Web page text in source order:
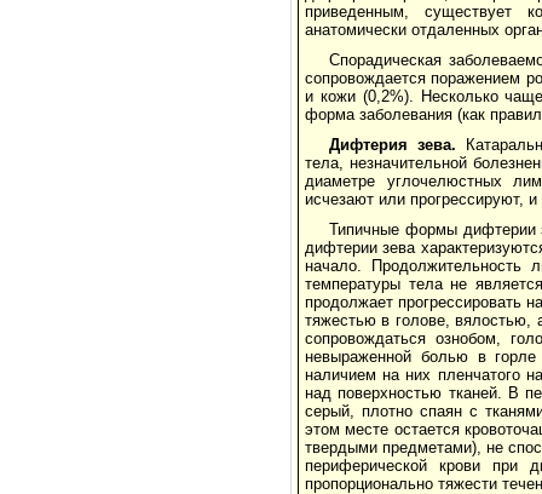
приведенным, существует
анатомически отдаленных
Спорадическая
сопровождается поражением
и кожи (0,2%). Несколько
форма заболевания (как
Дифтерия зева.
тела, незначительной
диаметре углочелюстных
исчезают или прогрессируют,
Типичные формы дифтерии
дифтерии зева
начало. Продолжительность
температуры тела не
продолжает прогрессировать
тяжестью в голове, вялостью,
сопровождаться ознобом,
невыраженной болью в
наличием на них пленчатого
над поверхностью тканей. В
серый, плотно спаян с
этом месте остается
твердыми предметами), не
периферической крови при
пропорционально тяжести